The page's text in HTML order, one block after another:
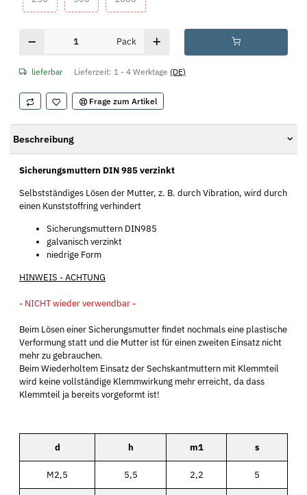
Pack
lieferbar Lieferzeit: 1 - 4 Werktage (DE)
Frage zum Artikel
Beschreibung
Sicherungsmuttern DIN 985 verzinkt
Selbstständiges Lösen der Mutter, z. B. durch Vibration, wird durch
einen Kunststoffring verhindert
Sicherungsmuttern DIN985
galvanisch verzinkt
niedrige Form
HINWEIS - ACHTUNG
- NICHT wieder verwendbar -
Beim Lösen einer Sicherungsmutter findet nochmals eine plastische
Verformung statt und die Mutter ist für einen zweiten Einsatz nicht
mehr zu gebrauchen.
Beim Wiederholtem Einsatz der Sechskantmuttern mit Klemmteil
wird keine vollständige Klemmwirkung mehr erreicht, da dass
Klemmteil ja bereits vorgeformt ist!
d h m1 s
M2,5 5,5 2,2 5